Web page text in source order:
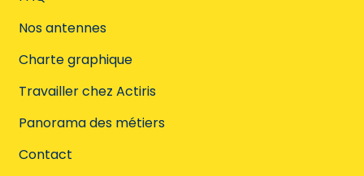
Nos antennes
Charte graphique
Travailler chez Actiris
Panorama des métiers
Contact